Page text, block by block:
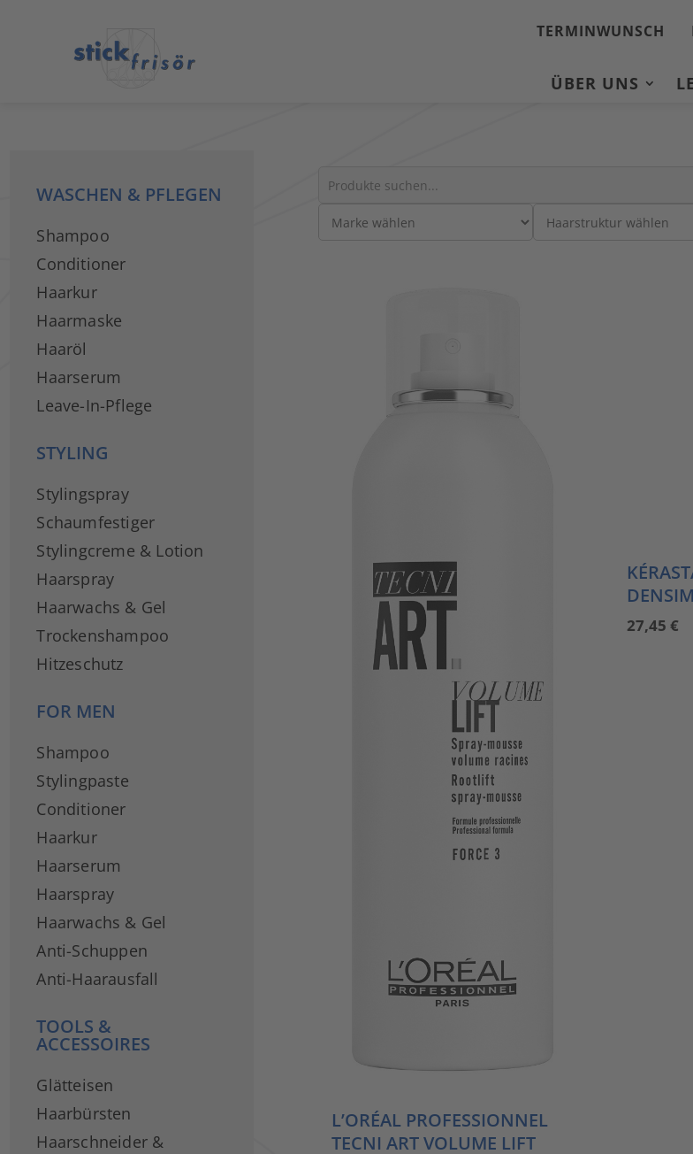
TERMINWUNSCH
ÜBER UNS
WASCHEN & PFLEGEN
Shampoo
Conditioner
Haarkur
Haarmaske
Haaröl
Haarserum
Leave-In-Pflege
STYLING
Stylingspray
Schaumfestiger
Stylingcreme & Lotion
Haarspray
Haarwachs & Gel
Trockenshampoo
Hitzeschutz
FOR MEN
Shampoo
Stylingpaste
Conditioner
Haarkur
Haarserum
Haarspray
Haarwachs & Gel
Anti-Schuppen
Anti-Haarausfall
TOOLS &
ACCESSOIRES
Glätteisen
Haarbürsten
Haarschneider &
Suche
L’ORÉAL PROFESSIONNEL
TECNI ART VOLUME LIFT
27,45€